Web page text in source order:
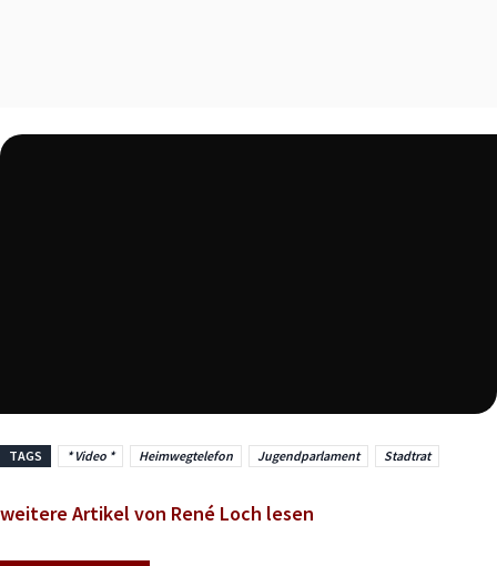
TAGS * Video * Heimwegtelefon Jugendparlament Stadtrat
weitere Artikel von René Loch lesen